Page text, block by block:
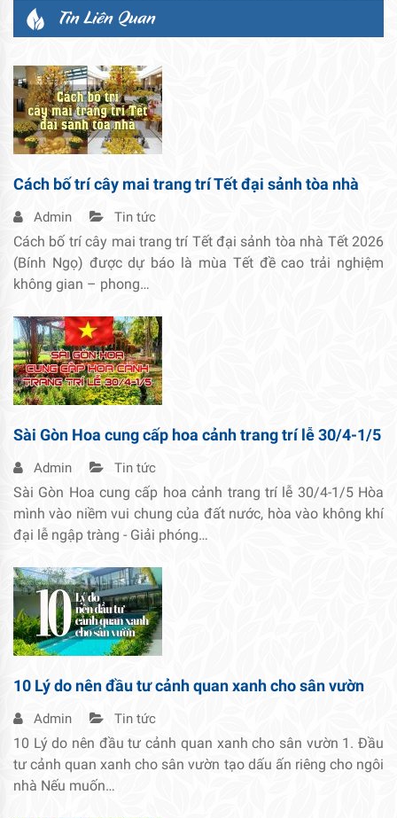
Tin Liên Quan
Cách bố trí cây mai trang trí Tết đại sảnh tòa nhà
Admin Tin tức
Cách bố trí cây mai trang trí Tết đại sảnh tòa nhà Tết 2026
(Bính Ngọ) được dự báo là mùa Tết đề cao trải nghiệm
không gian – phong…
Sài Gòn Hoa cung cấp hoa cảnh trang trí lễ 30/4-1/5
Admin Tin tức
Sài Gòn Hoa cung cấp hoa cảnh trang trí lễ 30/4-1/5 Hòa
mình vào niềm vui chung của đất nước, hòa vào không khí
đại lễ ngập tràng - Giải phóng…
10 Lý do nên đầu tư cảnh quan xanh cho sân vườn
Admin Tin tức
10 Lý do nên đầu tư cảnh quan xanh cho sân vườn 1. Đầu
tư cảnh quan xanh cho sân vườn tạo dấu ấn riêng cho ngôi
nhà Nếu muốn…